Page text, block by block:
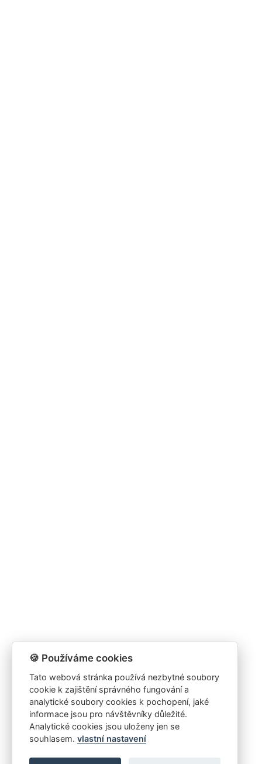
🍪 Používáme cookies
Tato webová stránka používá nezbytné soubory
cookie k zajištění správného fungování a
analytické soubory cookies k pochopení, jaké
informace jsou pro návštěvníky důležité.
Analytické cookies jsou uloženy jen se
souhlasem. vlastní nastavení